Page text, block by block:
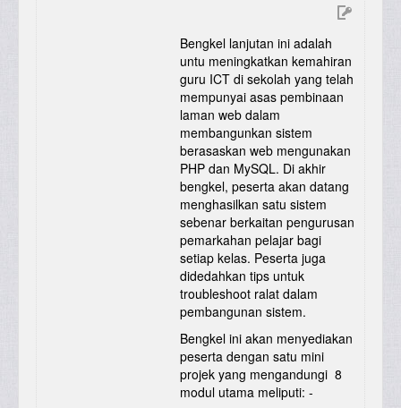
Bengkel lanjutan ini adalah
untu meningkatkan kemahiran
guru ICT di sekolah yang telah
mempunyai asas pembinaan
laman web dalam
membangunkan sistem
berasaskan web mengunakan
PHP dan MySQL. Di akhir
bengkel, peserta akan datang
menghasilkan satu sistem
sebenar berkaitan pengurusan
pemarkahan pelajar bagi
setiap kelas. Peserta juga
didedahkan tips untuk
troubleshoot ralat dalam
pembangunan sistem.
Bengkel ini akan menyediakan
peserta dengan satu mini
projek yang mengandungi 8
modul utama meliputi: -